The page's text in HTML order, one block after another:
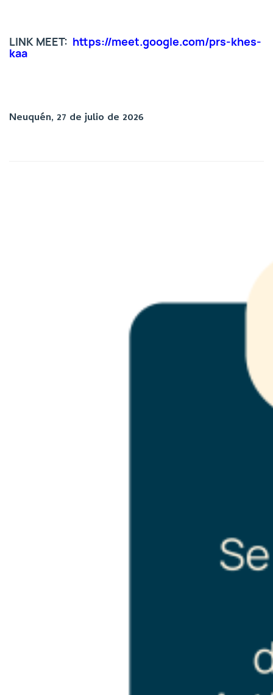
LINK MEET: https://meet.google.com/prs-khes-
kaa
Neuquén, 27 de julio de 2026